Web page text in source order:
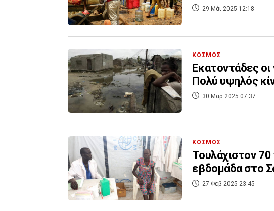
29 Μάι 2025 12:18
ΚΟΣΜΟΣ
Εκατοντάδες
Πολύ υψηλός
30 Μαρ 2025 07:37
ΚΟΣΜΟΣ
Τουλάχιστον 70
εβδομάδα στο
27 Φεβ 2025 23:45